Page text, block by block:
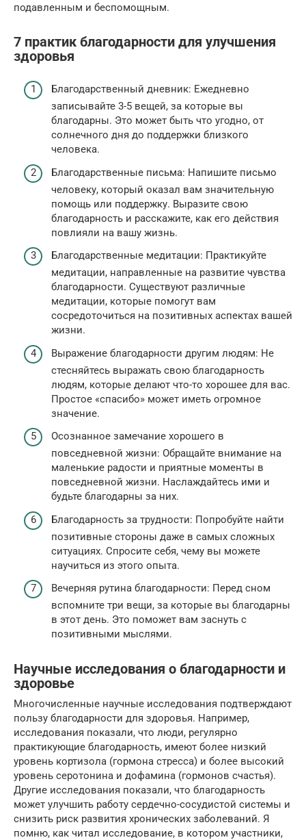
подавленным и беспомощным.
7 практик благодарности для улучшения
здоровья
Благодарственный дневник: Ежедневно
записывайте 3-5 вещей, за которые вы
благодарны. Это может быть что угодно, от
солнечного дня до поддержки близкого
человека.
Благодарственные письма: Напишите письмо
человеку, который оказал вам значительную
помощь или поддержку. Выразите свою
благодарность и расскажите, как его действия
повлияли на вашу жизнь.
Благодарственные медитации: Практикуйте
медитации, направленные на развитие чувства
благодарности. Существуют различные
медитации, которые помогут вам
сосредоточиться на позитивных аспектах вашей
жизни.
Выражение благодарности другим людям: Не
стесняйтесь выражать свою благодарность
людям, которые делают что-то хорошее для вас.
Простое «спасибо» может иметь огромное
значение.
Осознанное замечание хорошего в
повседневной жизни: Обращайте внимание на
маленькие радости и приятные моменты в
повседневной жизни. Наслаждайтесь ими и
будьте благодарны за них.
Благодарность за трудности: Попробуйте найти
позитивные стороны даже в самых сложных
ситуациях. Спросите себя, чему вы можете
научиться из этого опыта.
Вечерняя рутина благодарности: Перед сном
вспомните три вещи, за которые вы благодарны
в этот день. Это поможет вам заснуть с
позитивными мыслями.
Научные исследования о благодарности и
здоровье
Многочисленные научные исследования подтверждают
пользу благодарности для здоровья. Например,
исследования показали, что люди, регулярно
практикующие благодарность, имеют более низкий
уровень кортизола (гормона стресса) и более высокий
уровень серотонина и дофамина (гормонов счастья).
Другие исследования показали, что благодарность
может улучшить работу сердечно-сосудистой системы и
снизить риск развития хронических заболеваний. Я
помню, как читал исследование, в котором участники,